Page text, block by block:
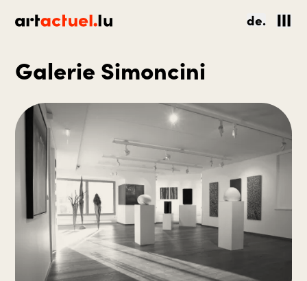
de.
Galerie Simoncini